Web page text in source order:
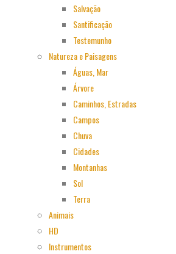
Salvação
Santificação
Testemunho
Natureza e Paisagens
Águas, Mar
Árvore
Caminhos, Estradas
Campos
Chuva
Cidades
Montanhas
Sol
Terra
Animais
HD
Instrumentos